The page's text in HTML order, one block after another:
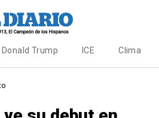
Donald Trump ICE Clima